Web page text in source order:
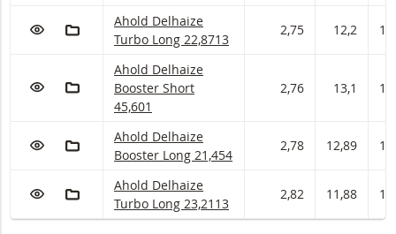
VOEG TOE AAN WATCHLIST
AAN PORTFOLIO TOEVOEGEN
Ahold Delhaize Turbo met ISIN code:
Ahold Delhaize
Turbo Long 22,8713
2,75 12,2
VOEG TOE AAN WATCHLIST
AAN PORTFOLIO TOEVOEGEN
Ahold Delhaize Booster met ISIN code:
Ahold Delhaize
Booster Short
45,601
2,76 13,1
VOEG TOE AAN WATCHLIST
AAN PORTFOLIO TOEVOEGEN
Ahold Delhaize Booster met ISIN code:
Ahold Delhaize
Booster Long 21,454
2,78 12,89
VOEG TOE AAN WATCHLIST
AAN PORTFOLIO TOEVOEGEN
Ahold Delhaize Turbo met ISIN code:
Ahold Delhaize
Turbo Long 23,2113
2,82 11,88